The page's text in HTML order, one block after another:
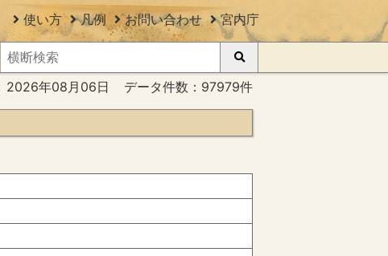
使い方 凡例 お問い合わせ 宮内庁
2026年08月06日 データ件数：97979件